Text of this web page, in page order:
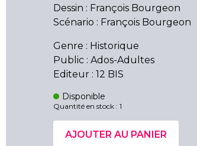
Dessin : François Bourgeon
Scénario : François Bourgeon
Genre : Historique
Public : Ados-Adultes
Editeur : 12 BIS
Disponible
Quantité en stock : 1
AJOUTER AU PANIER